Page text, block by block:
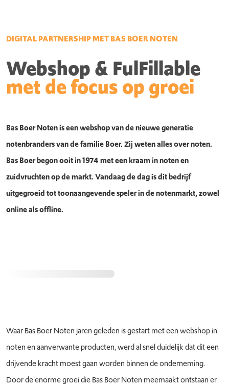
DIGITAL PARTNERSHIP MET BAS BOER NOTEN
Webshop & FulFillable
met de focus op groei
Bas Boer Noten is een webshop van de nieuwe generatie
notenbranders van de familie Boer. Zij weten alles over noten.
Bas Boer begon ooit in 1974 met een kraam in noten en
zuidvruchten op de markt. Vandaag de dag is dit bedrijf
uitgegroeid tot toonaangevende speler in de notenmarkt, zowel
online als offline.
Waar Bas Boer Noten jaren geleden is gestart met een webshop in
noten en aanverwante producten, werd al snel duidelijk dat dit een
drijvende kracht moest gaan worden binnen de onderneming.
Door de enorme groei die Bas Boer Noten meemaakt ontstaan er